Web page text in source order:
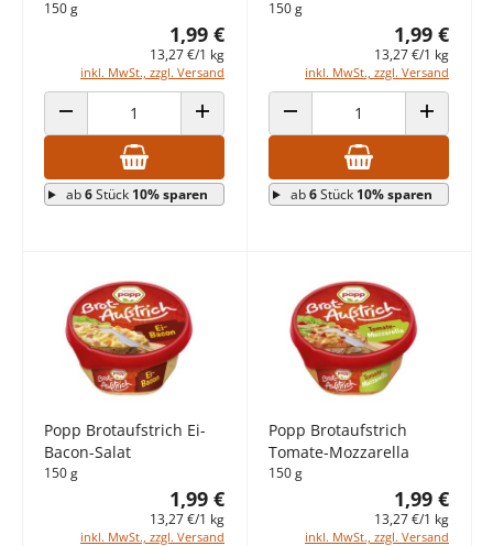
150 g
1,99 €
13,27 €/1 kg
inkl. MwSt., zzgl. Versand
ANZAHL VERRINGERN ANZAHL ERHÖHEN
ab6Stück 10% sparen
150 g
1,99 €
13,27 €/1 kg
inkl. MwSt., zzgl. Versand
ANZAHL VERRINGERN ANZAHL
ab6Stück 10% sparen
Popp Brotaufstrich Ei-
Bacon-Salat
150 g
1,99 €
13,27 €/1 kg
inkl. MwSt., zzgl. Versand
Popp Brotaufstrich
Tomate-Mozzarella
150 g
1,99 €
13,27 €/1 kg
inkl. MwSt., zzgl. Versand